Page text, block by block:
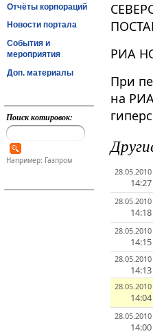
Отчёты корпораций
Новости портала
События и
мероприятия
Доп. материалы
Поиск котировок:
Например: Газпром
РИА
При
на
28.05.2010
14:27
28.05.2010
14:18
28.05.2010
14:15
28.05.2010
14:13
28.05.2010
14:04
28.05.2010
14:00